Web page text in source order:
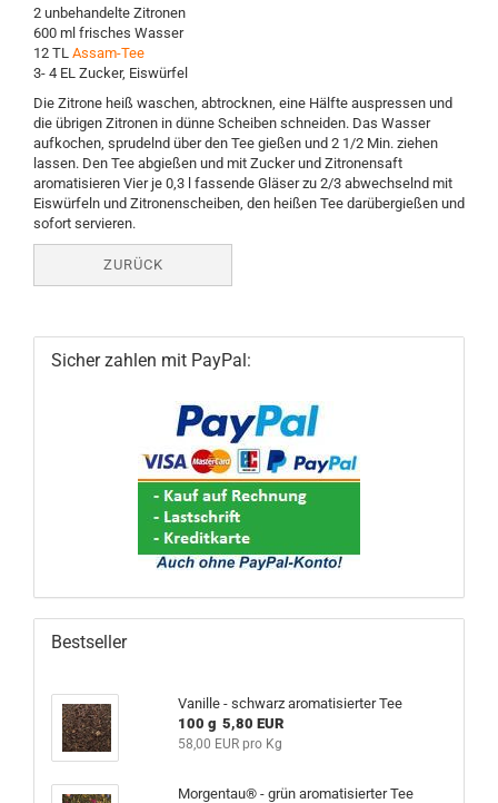
2 unbehandelte Zitronen
600 ml frisches Wasser
12 TL Assam-Tee
3- 4 EL Zucker, Eiswürfel
Die Zitrone heiß waschen, abtrocknen, eine Hälfte auspressen und
die übrigen Zitronen in dünne Scheiben schneiden. Das Wasser
aufkochen, sprudelnd über den Tee gießen und 2 1/2 Min. ziehen
lassen. Den Tee abgießen und mit Zucker und Zitronensaft
aromatisieren Vier je 0,3 l fassende Gläser zu 2/3 abwechselnd mit
Eiswürfeln und Zitronenscheiben, den heißen Tee darübergießen und
sofort servieren.
ZURÜCK
Sicher zahlen mit PayPal:
Bestseller
Vanille - schwarz aromatisierter Tee
100 g 5,80 EUR
58,00 EUR pro Kg
Morgentau® - grün aromatisierter Tee